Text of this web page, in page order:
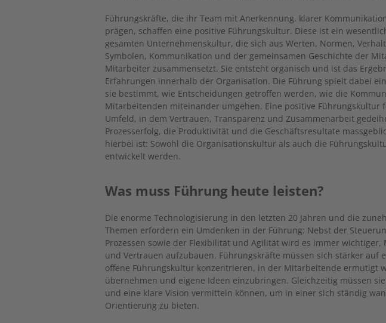
Führungskräfte, die ihr Team mit Anerkennung, klarer
prägen, schaffen eine positive Führungskultur. Diese ist ein
gesamten Unternehmenskultur, die sich aus Werten, Normen,
Symbolen, Kommunikation und der gemeinsamen Geschichte der
Mitarbeiter zusammensetzt. Sie entsteht organisch und ist das
Erfahrungen innerhalb der Organisation. Die Führung spielt dabei
sie bestimmt, wie Entscheidungen getroffen werden, wie die
Mitarbeitenden miteinander umgehen. Eine positive Führungskultur
Umfeld, in dem Vertrauen, Transparenz und Zusammen­arbeit
Prozesserfolg, die Produktivität und die Geschäftsresultate
hierbei ist: Sowohl die Organisationskultur als auch die
entwickelt werden.
Was muss Führung heute leisten?
Die enorme Technologisierung in den letzten 20 Jahren und die
Themen erfordern ein Umdenken in der Führung: Nebst der
Prozessen sowie der Flexibilität und Agilität wird es immer
und Vertrauen aufzubauen. Führungskräfte müssen sich stärker auf
offene Führungskultur konzentrieren, in der Mitarbeitende ermutigt
übernehmen und eigene Ideen einzubringen. Gleichzeitig müssen
und eine klare Vision vermitteln können, um in einer sich ständig
Orientierung zu bieten.